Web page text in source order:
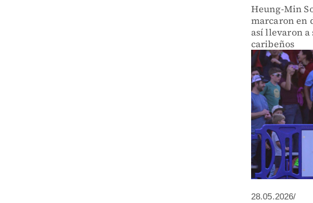
Heung-Min
marcaron en
así llevaron a
caribeños
28.05.2026/